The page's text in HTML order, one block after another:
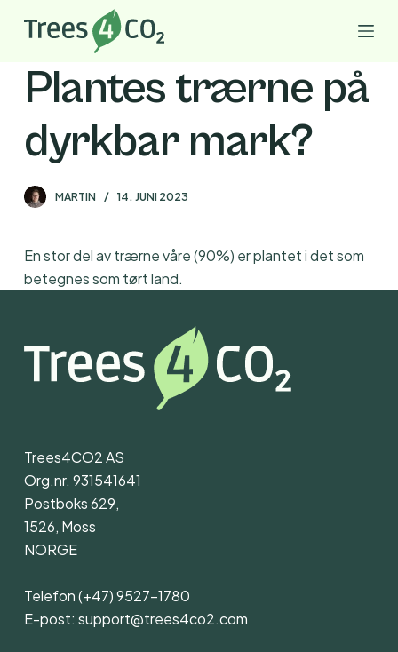
G
h
d
Plantes trærne på
dyrkbar mark?
MARTIN 14. JUNI 2023
En stor del av trærne våre (90%) er plantet i det som
betegnes som tørt land.
Trees4CO2 AS
Org.nr. 931541641
Postboks 629,
1526, Moss
NORGE
Telefon(+47) 9527-1780
E-post: support@trees4co2.com